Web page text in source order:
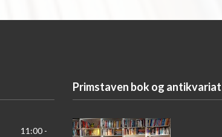
11:00 -
Primstaven bok og antikvariat